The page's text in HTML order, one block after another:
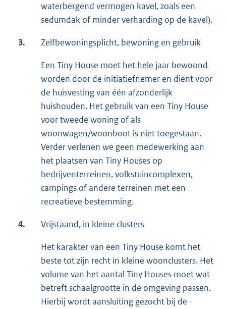
waterbergend vermogen kavel, zoals een
sedumdak of minder verharding op de kavel).
3. Zelfbewoningsplicht, bewoning en gebruik
Een Tiny House moet het hele jaar bewoond
worden door de initiatiefnemer en dient voor
de huisvesting van één afzonderlijk
huishouden. Het gebruik van een Tiny House
voor tweede woning of als
woonwagen/woonboot is niet toegestaan.
Verder verlenen we geen medewerking aan
het plaatsen van Tiny Houses op
bedrijventerreinen, volkstuincomplexen,
campings of andere terreinen met een
recreatieve bestemming.
4. Vrijstaand, in kleine clusters
Het karakter van een Tiny House komt het
beste tot zijn recht in kleine woonclusters. Het
volume van het aantal Tiny Houses moet wat
betreft schaalgrootte in de omgeving passen.
Hierbij wordt aansluiting gezocht bij de